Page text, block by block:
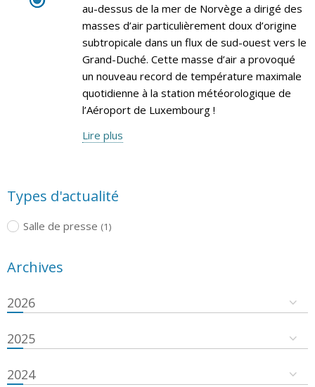
au-dessus de la mer de Norvège a dirigé des
masses d’air particulièrement doux d’origine
subtropicale dans un flux de sud-ouest vers le
Grand-Duché. Cette masse d’air a provoqué
un nouveau record de température maximale
quotidienne à la station météorologique de
l’Aéroport de Luxembourg !
Lire plus
Types d'actualité
Salle de presse (1)
Archives
2026
2025
2024